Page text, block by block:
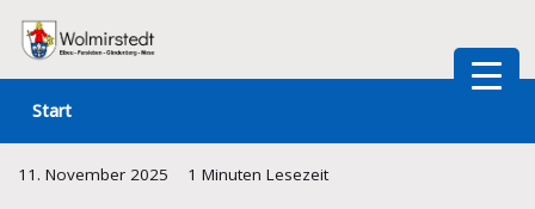
Zum
springen
Start
11. November 2025 1 Minuten Lesezeit